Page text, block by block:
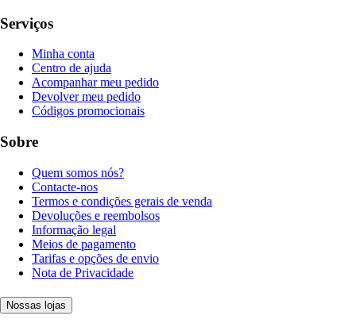
Serviços
Minha conta
Centro de ajuda
Acompanhar meu pedido
Devolver meu pedido
Códigos promocionais
Sobre
Quem somos nós?
Contacte-nos
Termos e condições gerais de venda
Devoluções e reembolsos
Informação legal
Meios de pagamento
Tarifas e opções de envio
Nota de Privacidade
Nossas lojas